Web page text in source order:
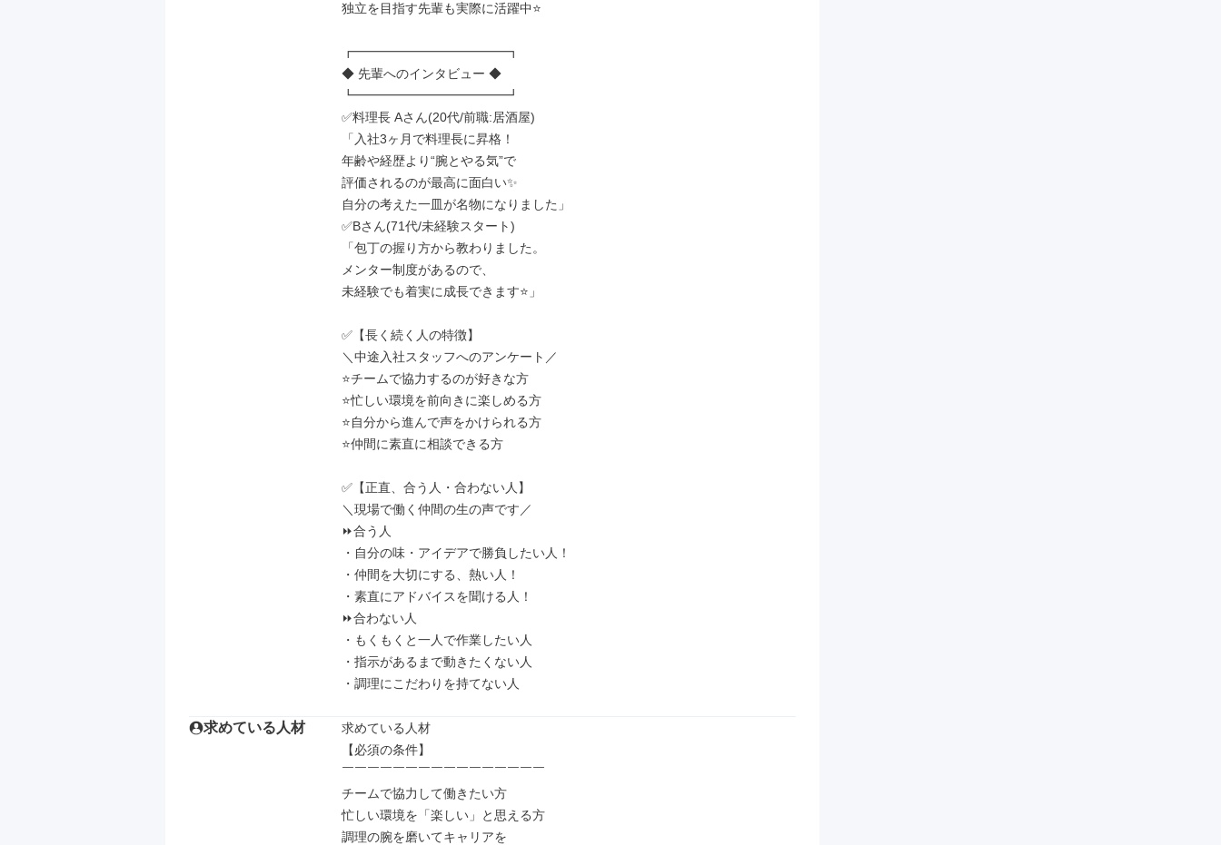
独立を目指す先輩も実際に活躍中⭐
┏━━━━━━━━━━━━┓
◆ 先輩へのインタビュー ◆
┗━━━━━━━━━━━━┛
✅料理長 Aさん(20代/前職:居酒屋)
「入社3ヶ月で料理長に昇格！
年齢や経歴より“腕とやる気”で
評価されるのが最高に面白い✨
自分の考えた一皿が名物になりました」
✅Bさん(71代/未経験スタート)
「包丁の握り方から教わりました。
メンター制度があるので、
未経験でも着実に成長できます⭐」
✅【長く続く人の特徴】
＼中途入社スタッフへのアンケート／
⭐チームで協力するのが好きな方
⭐忙しい環境を前向きに楽しめる方
⭐自分から進んで声をかけられる方
⭐仲間に素直に相談できる方
✅【正直、合う人・合わない人】
＼現場で働く仲間の生の声です／
⏩合う人
・自分の味・アイデアで勝負したい人！
・仲間を大切にする、熱い人！
・素直にアドバイスを聞ける人！
⏩合わない人
・もくもくと一人で作業したい人
・指示があるまで動きたくない人
・調理にこだわりを持てない人
求めている人材
求めている人材
【必須の条件】
￣￣￣￣￣￣￣￣￣￣￣￣￣￣￣￣
チームで協力して働きたい方
忙しい環境を「楽しい」と思える方
調理の腕を磨いてキャリアを